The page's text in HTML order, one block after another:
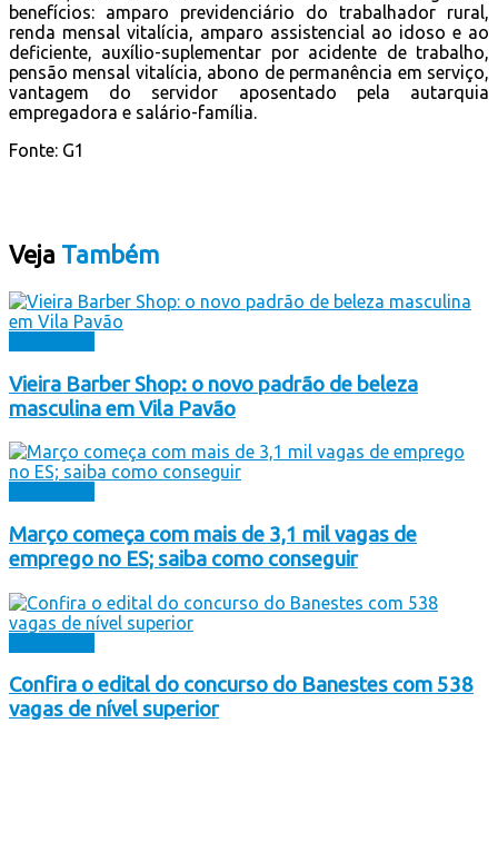
benefícios: amparo previdenciário do trabalhador rural,
renda mensal vitalícia, amparo assistencial ao idoso e ao
deficiente, auxílio-suplementar por acidente de trabalho,
pensão mensal vitalícia, abono de permanência em serviço,
vantagem do servidor aposentado pela autarquia
empregadora e salário-família.
Fonte: G1
Veja Também
Vieira Barber Shop: o novo padrão de beleza
masculina em Vila Pavão
Março começa com mais de 3,1 mil vagas de
emprego no ES; saiba como conseguir
Confira o edital do concurso do Banestes com 538
vagas de nível superior